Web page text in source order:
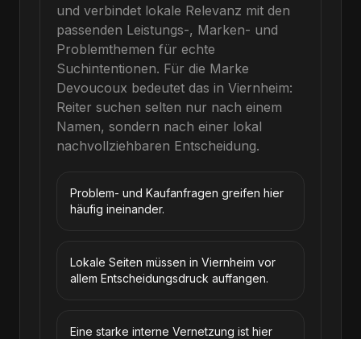
und verbindet lokale Relevanz mit den
passenden Leistungs-, Marken- und
Problemthemen für echte
Suchintentionen. Für die Marke
Devoucoux bedeutet das in Viernheim:
Reiter suchen selten nur nach einem
Namen, sondern nach einer lokal
nachvollziehbaren Entscheidung.
Problem- und Kaufanfragen greifen hier
häufig ineinander.
Lokale Seiten müssen in Viernheim vor
allem Entscheidungsdruck auffangen.
Eine starke interne Vernetzung ist hier